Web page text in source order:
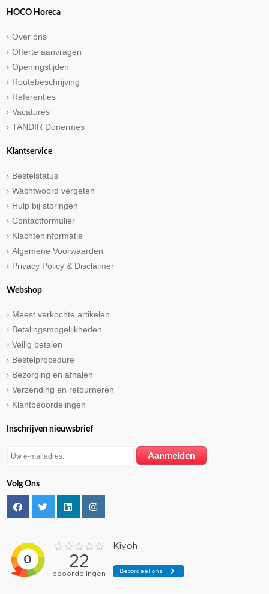
HOCO Horeca
Over ons
Offerte aanvragen
Openingstijden
Routebeschrijving
Referenties
Vacatures
TANDIR Donermes
Klantservice
Bestelstatus
Wachtwoord vergeten
Hulp bij storingen
Contactformulier
Klachteninformatie
Algemene Voorwaarden
Privacy Policy & Disclaimer
Webshop
Meest verkochte artikelen
Betalingsmogelijkheden
Veilig betalen
Bestelprocedure
Bezorging en afhalen
Verzending en retourneren
Klantbeoordelingen
Inschrijven nieuwsbrief
Volg Ons